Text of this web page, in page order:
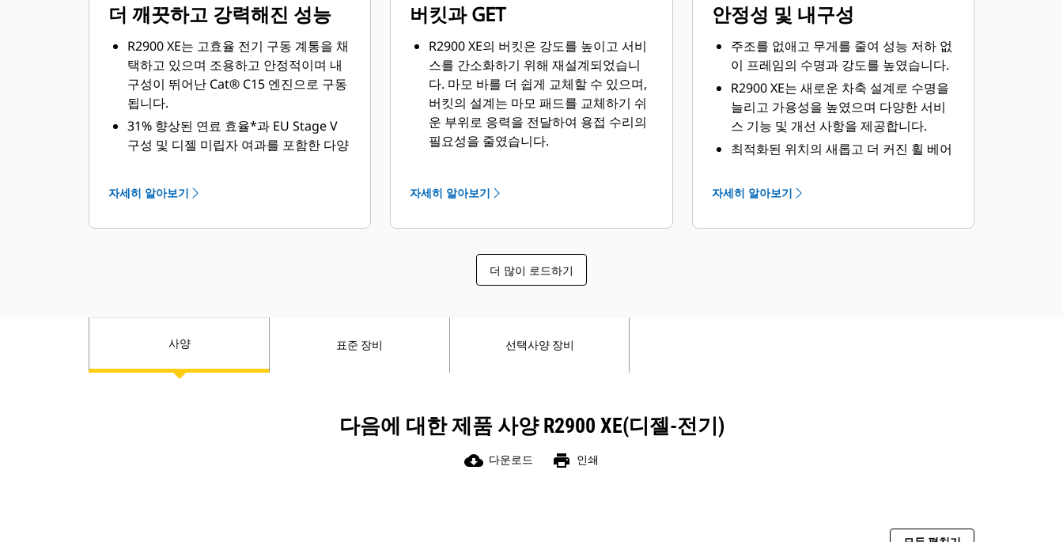
운전자 착석 계통은 유압 계통 중립장치
움직임으로부터 장비와 운전자를 보호
합니다. 타이어 압력 모니터링 계통 또한
제공됩니다.
엔진의 차가운 면에 위치한 서비스 구역,
후처리 구성품의 열 보호, 통합된 잠금/
태그아웃 지점, 리프트 암을 제자리에 고
식 견인 후크로 서비스 안전성이 향상되
제공하여 보다 쾌적한 작업 환경을 제공
합니다.
고르지 않은 지면에서의 승차감을 부드
럽게 해주는 승차 제어 계통, 부드럽게
제어되는 방향 전환, 구동계 충격 감소,
유압식 쿠션 버킷 및 붐 실린더 스톱이
제공됩니다.
모든 제어장치, 레버, 스위치 및 게이지
하도록 배치되어 있습니다. STIC™ 조향
상 기어 및 조향을 단일 레버로 결합하는
간격과 위치가 개선된 두 개의 페달 설계
자동 켜기 및 끄기 기능을 제공합니다.
조이스틱 구현 제어장치는 리프트와 틸
트 기능을 동시에 지원하며 작업 효율을
최적화합니다.
높은* 속도를 달성할 수 있습니다.
달할 수 있어 더 큰 트럭을 더 빠르고 쉽
게 적재할 수 있으며, 유압 성능이 개선
되어 적재가 더 빠르고 용이합니다. 이러
한 개선 사항 등을 통해 사이클 시간이
단축되고 더 많은 자재를 옮길 수 있으며
톤당 비용이 절감됩니다. 자동 굴삭은 새
전자의 피로를 줄여줍니다.
향상됩니다. 가변 피스톤 펌프는 더 빠른
더 깨끗하고 강력해진 성능
R2900 XE는 고효율 전기 구동 계통을 채
택하고 있으며 조용하고 안정적이며 내
구성이 뛰어난 Cat® C15 엔진으로 구동
됩니다.
31% 향상된 연료 효율*과 EU Stage V
구성 및 디젤 미립자 여과를 포함한 다양
용을 절감하고 친환경성 목표를 달성할
다.
검증된 스위치 방식 자기 저항(SR,
신뢰성, 냉각 용이성, 고성능을 위해
자세히 알아보기
버킷과 GET
R2900 XE의 버킷은 강도를 높이고 서비
스를 간소화하기 위해 재설계되었습니
다. 마모 바를 더 쉽게 교체할 수 있으며,
버킷의 설계는 마모 패드를 교체하기 쉬
운 부위로 응력을 전달하여 용접 수리의
필요성을 줄였습니다.
하고 현장 정비 전략에 적합합니다.
버킷 엣지용 볼트 연결식 반 화살표
준 용접식 GET보다 더 많은 마모 소재를
제공하며, 볼트 연결식 설계 덕분에 제거
새로운 Durilock 립 슈라우드 계통은 해
머리스 설치와 정비가 필요 없는 GET 유
Cat Bucket Pro 앱이 정비 계획, 인벤토
리 관리, 톤당 비용 파악에 도움이 되는
GET 성능에 대한 실시간 데이터를 제공
자세히 알아보기
안정성 및 내구성
주조를 없애고 무게를 줄여 성능 저하 없
이 프레임의 수명과 강도를 높였습니다.
R2900 XE는 새로운 차축 설계로 수명을
늘리고 가용성을 높였으며 다양한 서비
스 기능 및 개선 사항을 제공합니다.
최적화된 위치의 새롭고 더 커진 휠 베어
고 정비가 더 쉬워졌습니다.
최종 드라이브가 제공됩니다.
자세히 알아보기
더 많이 로드하기
사양 표준 장비 선택사양 장비
다음에 대한 제품 사양 R2900 XE(디젤-전기)
cloud_download 다운로드 print 인쇄